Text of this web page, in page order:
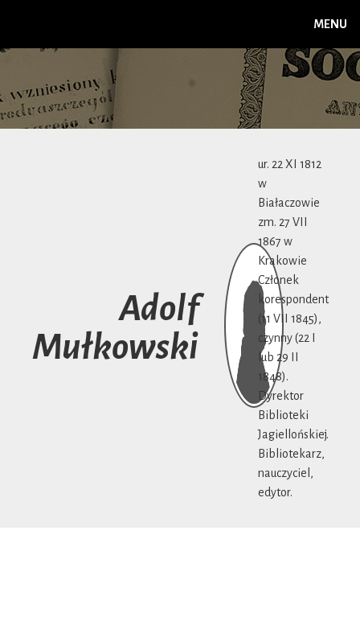
MENU
Adolf
Mułkowski
ur. 22 XI 1812
w
Białaczowie
zm. 27 VII
1867 w
Krakowie
Członek
korespondent
(11 VII 1845),
czynny (22 I
lub 29 II
1848).
Dyrektor
Biblioteki
Jagiellońskiej.
Bibliotekarz,
nauczyciel,
edytor.